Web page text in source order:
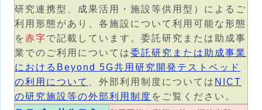
研究連携型、成果活用・施設等供用型）によるご
利用形態があり、各施設について利用可能な形態
を 赤字で記載しています。委託研究または助成事
業でのご利用については委託研究または助成事業
におけるBeyond 5G共用研究開発テストベッド
の利用について
、外部利用制度については NICT
の研究施設等の外部利用制度 をご覧ください。